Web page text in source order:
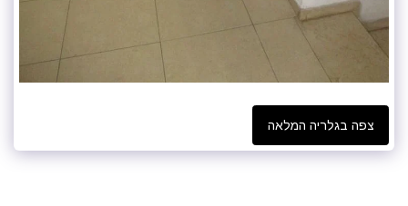
צפה בגלריה המלאה